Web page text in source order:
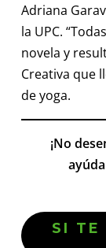
Adriana
la UPC.
novela y
Creativa que
de yoga.
¡No
SI TE